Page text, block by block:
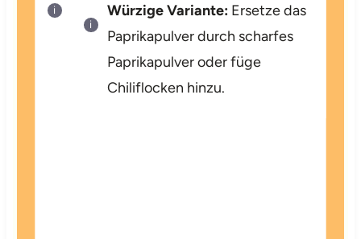
Würzige Variante: Ersetze das
Paprikapulver durch scharfes
Paprikapulver oder füge
Chiliflocken hinzu.